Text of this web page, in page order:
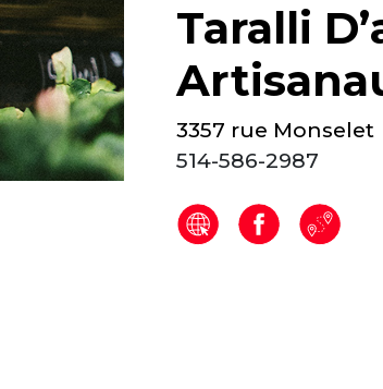
Taralli
3357 rue Monselet
514-586-2987